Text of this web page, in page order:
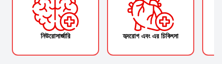
নিউরোসার্জারি হৃদরোগ এবং এর চিকিৎসা